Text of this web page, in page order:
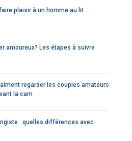
plaisir à un homme au lit
amoureux? Les étapes à suivre
regarder les couples amateurs
la cam
: quelles différences avec